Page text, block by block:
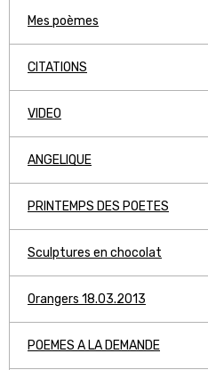
Mes poèmes
CITATIONS
VIDEO
ANGELIQUE
PRINTEMPS DES POETES
Sculptures en chocolat
Orangers 18.03.2013
POEMES A LA DEMANDE